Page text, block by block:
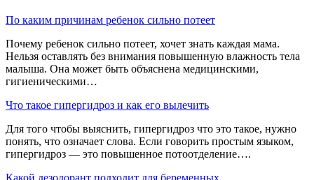
По каким причинам ребенок сильно потеет
Почему ребенок сильно потеет, хочет знать каждая мама.
Нельзя оставлять без внимания повышенную влажность тела
малыша. Она может быть объяснена медицинскими,
гигиеническими…
Что такое гипергидроз и как его вылечить
Для того чтобы выяснить, гипергидроз что это такое, нужно
понять, что означает слова. Если говорить простым языком,
гипергидроз — это повышенное потоотделение….
Какой дезодорант подходит для беременных